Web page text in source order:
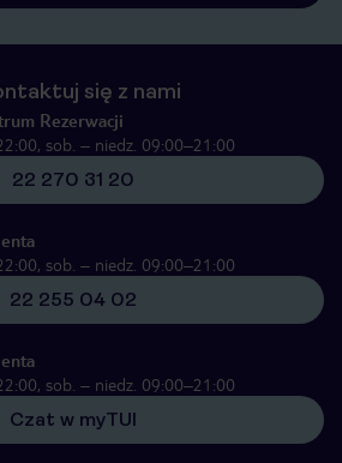
się z nami
Rezerwacji
sob. – niedz. 09:00–21:00
22 270 31 20
sob. – niedz. 09:00–21:00
22 255 04 02
sob. – niedz. 09:00–21:00
Czat w myTUI